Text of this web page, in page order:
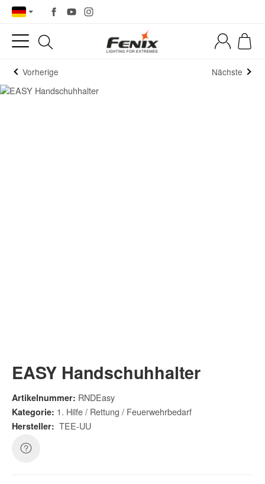
Vorherige Nächste
EASY Handschuhhalter
Artikelnummer: RNDEasy
Kategorie: 1. Hilfe / Rettung / Feuerwehrbedarf
Hersteller: TEE-UU